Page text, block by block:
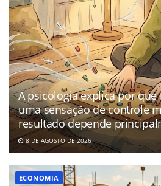
A psicologia explica por que
uma sensação de controle
resultado depende
8 DE AGOSTO DE 2026
ECONOMIA